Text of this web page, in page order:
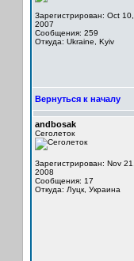
Зарегистрирован: Oct 10,
2007
Сообщения: 259
Откуда: Ukraine, Kyiv
Вернуться к началу
andbosak
Сеголеток
Зарегистрирован: Nov 21,
2008
Сообщения: 17
Откуда: Луцк, Украина